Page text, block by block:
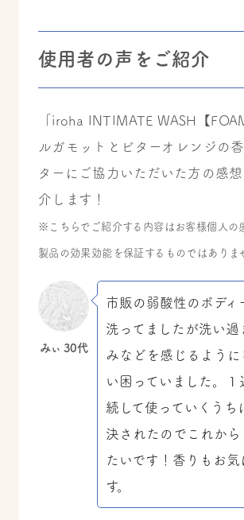
使用者の声をご紹介
「iroha INTIMATE WASH【
ルガモットとビターオレンジの
ターにご協力いただいた方の感
介します！
※こちらでご紹介する内容はお客様個人の
製品の効果効能を保証するものではありま
みぃ 30代
市販の弱酸性のボディ
洗ってましたが洗い過
みなどを感じるように
い困っていました。１
続して使っていくうち
決されたのでこれから
たいです！香りもお気
す。